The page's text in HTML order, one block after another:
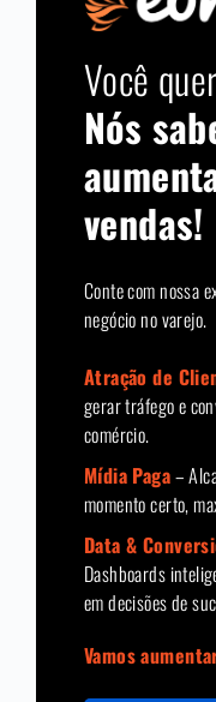
Você
Nós
vendas!
Conte com nossa
negócio no varejo.
Atração de
gerar tráfego e
comércio.
Mídia Paga–
momento certo,
Data &
Dashboards
em decisões de
Vamos